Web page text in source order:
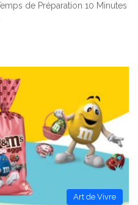
de Préparation 10 Minutes
Art de Vivre